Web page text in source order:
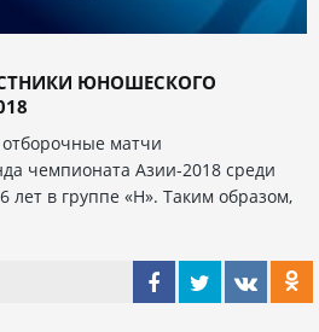
ЮНОШЕСКОГО
матчи
чемпионата Азии-2018 среди
лет в группе «Н». Таким образом,